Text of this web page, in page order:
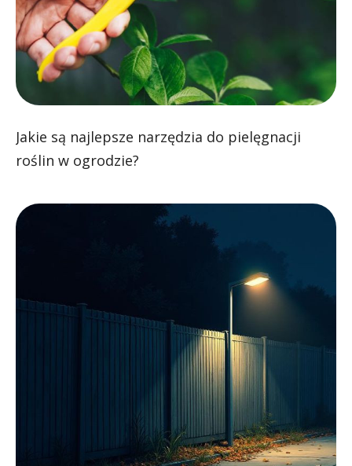
Jakie są najlepsze narzędzia do pielęgnacji
roślin w ogrodzie?